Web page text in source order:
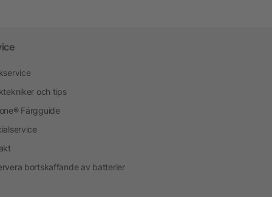
och tips
Färgguide
bortskaffande av batterier